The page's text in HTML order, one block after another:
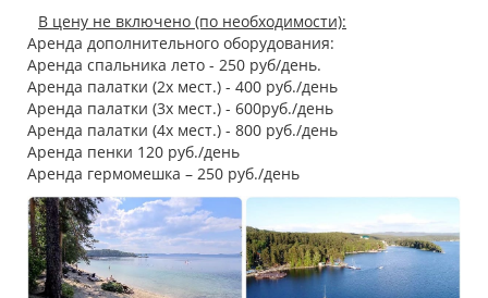
В цену не включено (по необходимости):
Аренда дополнительного оборудования:
Аренда спальника лето - 250 руб/день.
Аренда палатки (2х мест.) - 400 руб./день
Аренда палатки (3х мест.) - 600руб./день
Аренда палатки (4х мест.) - 800 руб./день
Аренда пенки 120 руб./день
Аренда гермомешка – 250 руб./день